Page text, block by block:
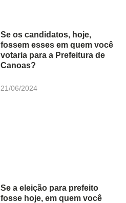
Se os candidatos, hoje,
fossem esses em quem você
votaria para a Prefeitura de
Canoas?
21/06/2024
Se a eleição para prefeito
fosse hoje, em quem você